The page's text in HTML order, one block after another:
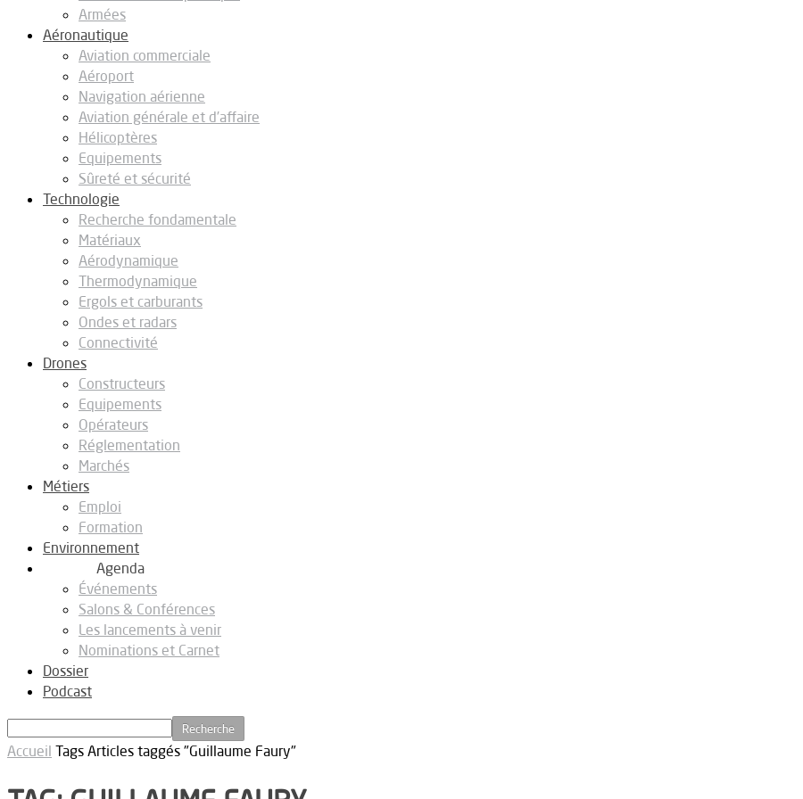
Armées
Aéronautique
Aviation commerciale
Aéroport
Navigation aérienne
Aviation générale et d’affaire
Hélicoptères
Equipements
Sûreté et sécurité
Technologie
Recherche fondamentale
Matériaux
Aérodynamique
Thermodynamique
Ergols et carburants
Ondes et radars
Connectivité
Drones
Constructeurs
Equipements
Opérateurs
Réglementation
Marchés
Métiers
Emploi
Formation
Environnement
Agenda
Événements
Salons & Conférences
Les lancements à venir
Nominations et Carnet
Dossier
Podcast
Accueil Tags Articles taggés "Guillaume Faury"